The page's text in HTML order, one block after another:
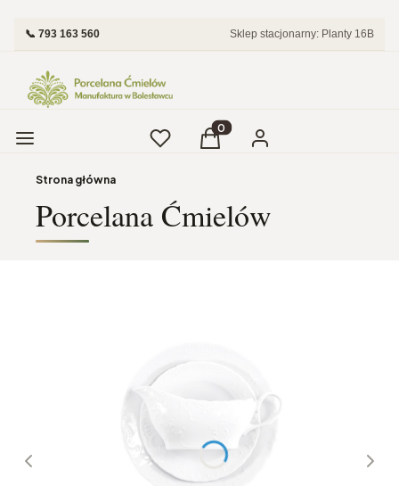
📞 793 163 560 Sklep stacjonarny: Planty 16B
Menu UlubioneProdukty w koszyku: 0.
Koszyk Zaloguj się
Strona główna
Porcelana Ćmielów